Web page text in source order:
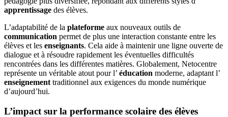
apprentissage des élèves.
L’adaptabilité de la plateforme aux nouveaux outils de
communication permet de plus une interaction constante entre les
élèves et les enseignants. Cela aide à maintenir une ligne ouverte de
dialogue et à résoudre rapidement les éventuelles difficultés
rencontrées dans les différentes matières. Globalement, Netocentre
représente un véritable atout pour l’ éducation moderne, adaptant l’
enseignement traditionnel aux exigences du monde numérique
d’aujourd’hui.
L’impact sur la performance scolaire des élèves